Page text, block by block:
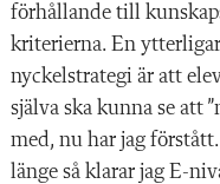
förhållande till
kriterierna. En yt
nyckelstrategi är att
själva ska kunna se att
med, nu har jag
länge så klarar jag E-